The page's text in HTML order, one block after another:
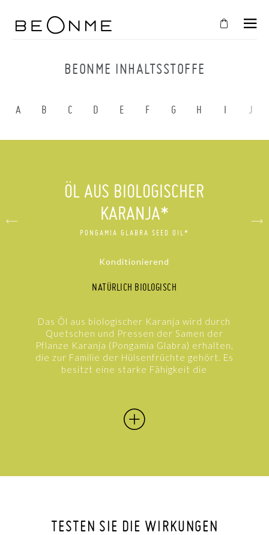
BEONME INHALTSSTOFFE
A B C D E F G H I J
ÖL AUS BIOLOGISCHER
KARANJA*
PONGAMIA GLABRA SEED OIL*
Konditionierend
NATÜRLICH BIOLOGISCH
Das Öl aus biologischer Karanja wird durch
Quetschen und Pressen der Samen der
Pflanze Karanja (Pongamia Glabra) erhalten,
die zur Familie der Hülsenfrüchte gehört. Es
besitzt eine starke Fähigkeit die
TESTEN SIE DIE WIRKUNGEN
ist
SHOPPEN SIE WEITER